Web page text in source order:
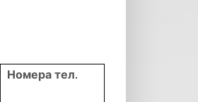
Номера тел.